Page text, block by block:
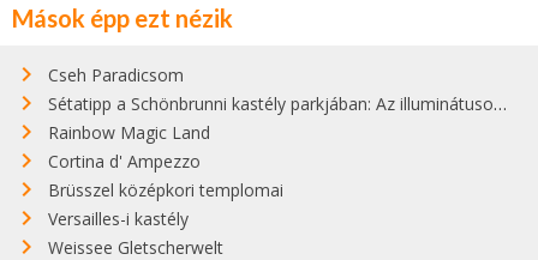
Mások épp ezt nézik
Cseh Paradicsom
Sétatipp a Schönbrunni kastély parkjában: Az illuminátusok titkainak felfedezése
Rainbow Magic Land
Cortina d' Ampezzo
Brüsszel középkori templomai
Versailles-i kastély
Weissee Gletscherwelt